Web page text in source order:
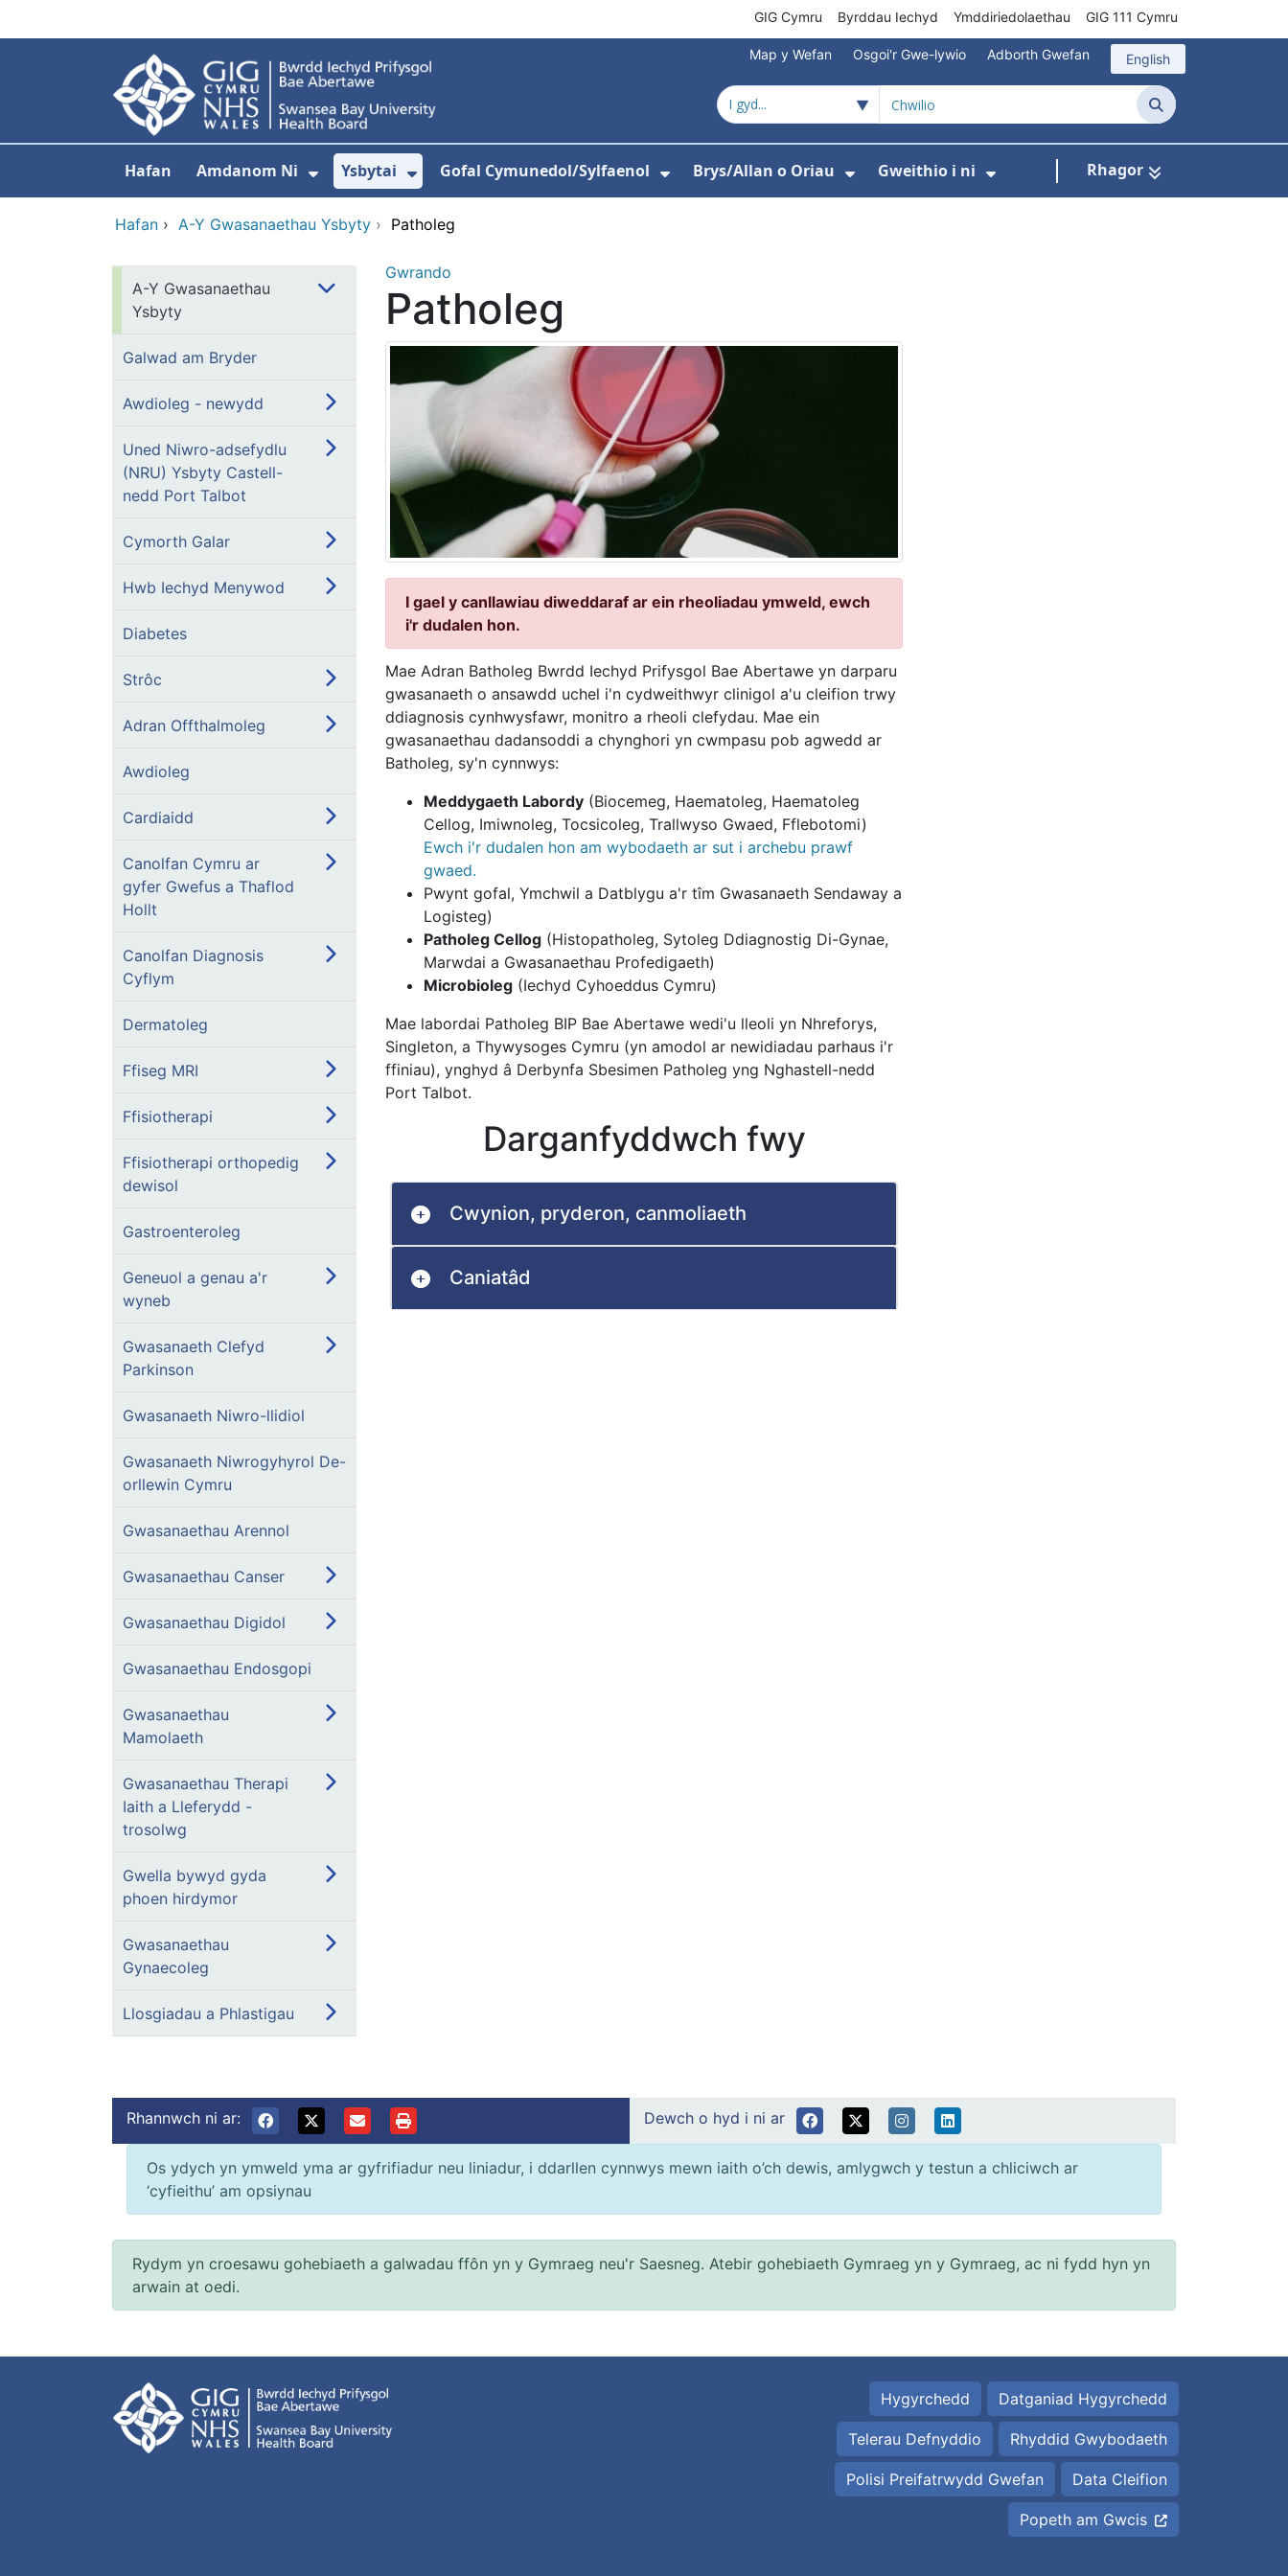
GIG Cymru Byrddau Iechyd Ymddiriedolaethau GIG 111 Cymru
Map y Wefan Osgoi'r Gwe-lywio Adborth Gwefan English
Chwilio
Hafan Amdanom Ni
Dangos isddewislen ar gyfer Amdanom Ni
Ysbytai
Dangos isddewislen ar gyfer Ysbytai
Gofal Cymunedol/Sylfaenol Brys/Allan o Oriau Gweithio i ni Rhagor
Hafan › A-Y Gwasanaethau Ysbyty › Patholeg
A-Y Gwasanaethau
Ysbyty
Galwad am Bryder
Awdioleg - newydd
Uned Niwro-adsefydlu
(NRU) Ysbyty Castell-
nedd Port Talbot
Cymorth Galar
Hwb Iechyd Menywod
Diabetes
Strôc
Adran Offthalmoleg
Awdioleg
Cardiaidd
Canolfan Cymru ar
gyfer Gwefus a Thaflod
Hollt
Canolfan Diagnosis
Cyflym
Dermatoleg
Ffiseg MRI
Ffisiotherapi
Ffisiotherapi orthopedig
dewisol
Gastroenteroleg
Geneuol a genau a'r
wyneb
Gwasanaeth Clefyd
Parkinson
Gwasanaeth Niwro-llidiol
Gwasanaeth Niwrogyhyrol De-
orllewin Cymru
Gwasanaethau Arennol
Gwasanaethau Canser
Gwasanaethau Digidol
Gwasanaethau Endosgopi
Gwasanaethau
Mamolaeth
Gwasanaethau Therapi
Iaith a Lleferydd -
trosolwg
Gwella bywyd gyda
phoen hirdymor
Gwasanaethau
Gynaecoleg
Llosgiadau a Phlastigau
Gwrando
Patholeg
I gael y canllawiau diweddaraf ar ein rheoliadau ymweld, ewch
i'r dudalen hon.
Mae Adran Batholeg Bwrdd Iechyd Prifysgol Bae Abertawe yn darparu
gwasanaeth o ansawdd uchel i'n cydweithwyr clinigol a'u cleifion trwy
ddiagnosis cynhwysfawr, monitro a rheoli clefydau. Mae ein
gwasanaethau dadansoddi a chynghori yn cwmpasu pob agwedd ar
Batholeg, sy'n cynnwys:
Meddygaeth Labordy (Biocemeg, Haematoleg, Haematoleg
Cellog, Imiwnoleg, Tocsicoleg, Trallwyso Gwaed, Fflebotomi)
Ewch i'r dudalen hon am wybodaeth ar sut i archebu prawf
gwaed.
Pwynt gofal, Ymchwil a Datblygu a'r tîm Gwasanaeth Sendaway a
Logisteg)
Patholeg Cellog (Histopatholeg, Sytoleg Ddiagnostig Di-Gynae,
Marwdai a Gwasanaethau Profedigaeth)
Microbioleg (Iechyd Cyhoeddus Cymru)
Mae labordai Patholeg BIP Bae Abertawe wedi'u lleoli yn Nhreforys,
Singleton, a Thywysoges Cymru (yn amodol ar newidiadau parhaus i'r
ffiniau), ynghyd â Derbynfa Sbesimen Patholeg yng Nghastell-nedd
Port Talbot.
Darganfyddwch fwy
Cwynion, pryderon, canmoliaeth
Caniatâd
Rhannwch ni ar: Dewch o hyd i ni ar
Os ydych yn ymweld yma ar gyfrifiadur neu liniadur, i ddarllen cynnwys mewn iaith o’ch dewis, amlygwch y testun a chliciwch ar
‘cyfieithu’ am opsiynau
Rydym yn croesawu gohebiaeth a galwadau ffôn yn y Gymraeg neu'r Saesneg. Atebir gohebiaeth Gymraeg yn y Gymraeg, ac ni fydd hyn yn
arwain at oedi.
Hygyrchedd Datganiad Hygyrchedd
Telerau Defnyddio Rhyddid Gwybodaeth
Polisi Preifatrwydd Gwefan Data Cleifion
Popeth am Gwcis